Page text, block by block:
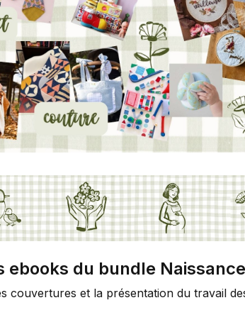
ebooks du bundle Naissance
couvertures et la présentation du travail